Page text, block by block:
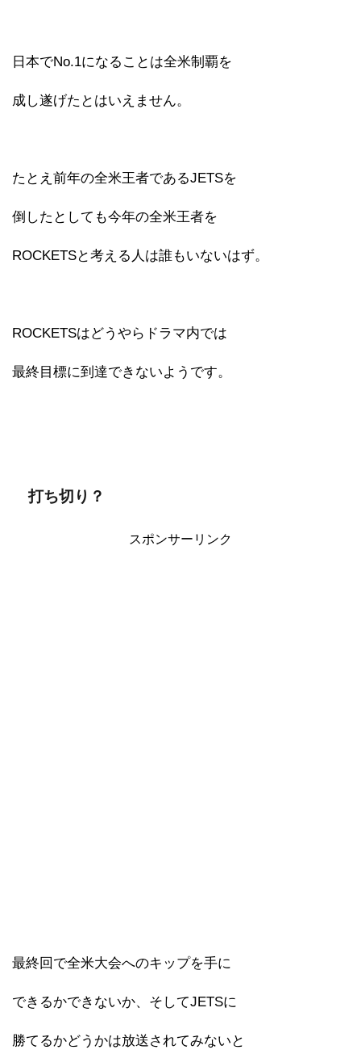
日本でNo.1になることは全米制覇を
成し遂げたとはいえません。
たとえ前年の全米王者であるJETSを
倒したとしても今年の全米王者を
ROCKETSと考える人は誰もいないはず。
ROCKETSはどうやらドラマ内では
最終目標に到達できないようです。
打ち切り？
スポンサーリンク
最終回で全米大会へのキップを手に
できるかできないか、そしてJETSに
勝てるかどうかは放送されてみないと